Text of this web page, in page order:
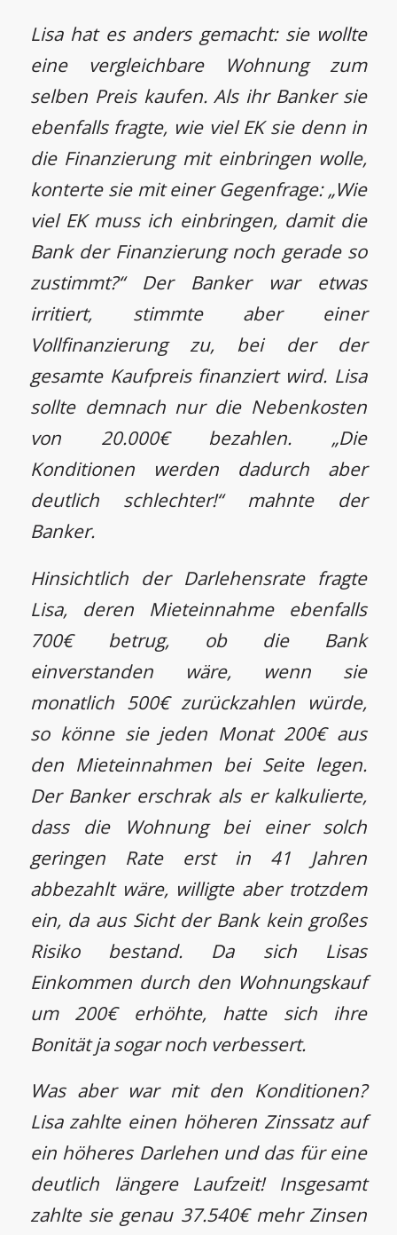
Lisa hat es anders gemacht: sie wollte
eine vergleichbare Wohnung zum
selben Preis kaufen. Als ihr Banker sie
ebenfalls fragte, wie viel EK sie denn in
die Finanzierung mit einbringen wolle,
konterte sie mit einer Gegenfrage: „Wie
viel EK muss ich einbringen, damit die
Bank der Finanzierung noch gerade so
zustimmt?“ Der Banker war etwas
irritiert, stimmte aber einer
Vollfinanzierung zu, bei der der
gesamte Kaufpreis finanziert wird. Lisa
sollte demnach nur die Nebenkosten
von 20.000€ bezahlen. „Die
Konditionen werden dadurch aber
deutlich schlechter!“ mahnte der
Banker.
Hinsichtlich der Darlehensrate fragte
Lisa, deren Mieteinnahme ebenfalls
700€ betrug, ob die Bank
einverstanden wäre, wenn sie
monatlich 500€ zurückzahlen würde,
so könne sie jeden Monat 200€ aus
den Mieteinnahmen bei Seite legen.
Der Banker erschrak als er kalkulierte,
dass die Wohnung bei einer solch
geringen Rate erst in 41 Jahren
abbezahlt wäre, willigte aber trotzdem
ein, da aus Sicht der Bank kein großes
Risiko bestand. Da sich Lisas
Einkommen durch den Wohnungskauf
um 200€ erhöhte, hatte sich ihre
Bonität ja sogar noch verbessert.
Was aber war mit den Konditionen?
Lisa zahlte einen höheren Zinssatz auf
ein höheres Darlehen und das für eine
deutlich längere Laufzeit! Insgesamt
zahlte sie genau 37.540€ mehr Zinsen